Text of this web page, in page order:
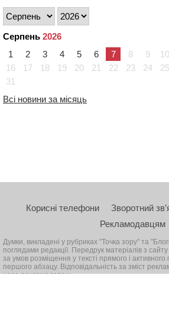
Серпень 2026
1
2 3 4 5 6 7 8 9 10
16
17 18 19 20 21 22 23 24 25
31
Всі новини за місяць
Корисні телефони Зворотний
Рекламодавцям
Думки, викладені у рубриках "Точка зору" та
поглядами редакції. Передрук матеріалів з
за умов розміщення у тексті прямого і
першого абзацу. Відповідальність за зміст
несе рекламодавець